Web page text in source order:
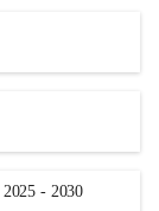
- 2030